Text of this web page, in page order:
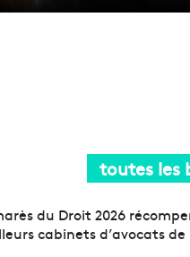
toutes les
du Droit 2026
cabinets d’avocats de